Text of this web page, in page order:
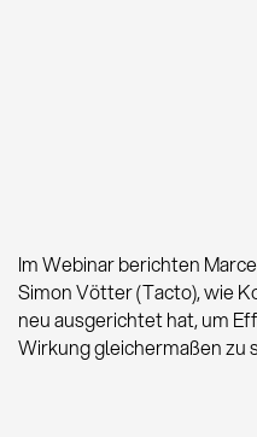
Im Webinar berichten
Simon Vötter (Tacto), wie
neu ausgerichtet hat, um
Wirkung gleichermaßen zu